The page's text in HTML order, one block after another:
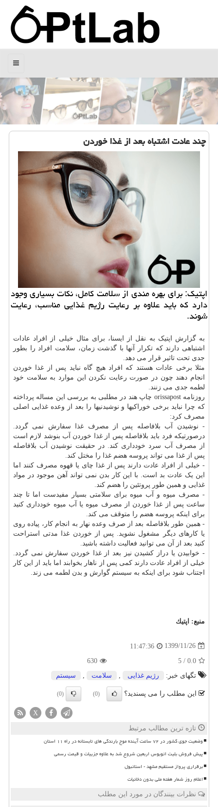
منو
چند عادت اشتباه بعد از غذا خوردن
اپتیک: برای بهره مندی از سلامت کامل، نکات بسیاری وجود
دارد که باید علاوه بر رعایت رژیم غذایی مناسب، رعایت
شوند.
به گزارش اپتیک به نقل از ایسنا، برای مثال خیلی از افراد عادات
اشتباهی دارند که تکرار آنها با گذشت زمان، سلامت افراد را بطور
جدی تحت تاثیر قرار می دهد.
مثلا برخی عادات هستند که افراد هیچ گاه نباید پس از غذا خوردن
انجام دهند چون در صورت رعایت نکردن این موارد به سلامت خود
لطمه جدی می زنند.
روزنامه orissapost چاپ هند در مطلبی به بررسی این مساله پرداخته
که چرا نباید برخی خوراکیها و نوشیدنیها را بعد از وعده غذایی اصلی
مصرف کرد:
- نوشیدن آب بلافاصله پس از مصرف غذا سفارش نمی گردد.
درصورتیکه فرد باید بلافاصله پس از غذا خوردن آب بنوشد لازم است
از مصرف آب سرد خودداری کند. در حقیقت نوشیدن آب بلافاصله
پس از غذا می تواند پروسه هضم غذا را مختل کند.
- خیلی از افراد عادت دارند پس از غذا چای یا قهوه مصرف کنند اما
این یک عادت بد است. با این کار بدن نمی تواند آهن موجود در مواد
غذایی و همین طور پروتئین را هضم کند.
- مصرف میوه و آب میوه برای سلامتی بسیار مفیدست اما تا چند
ساعت پس از غذا خوردن از مصرف میوه یا آب میوه خودداری کنید
برای اینکه پروسه هضم را متوقف می کند.
- همین طور بلافاصله بعد از صرف وعده نهار به انجام کار، پیاده روی
یا کارهای دیگر مشغول نشوید. پس از خوردن غذا مدتی استراحت
کنید بعد از آن می توانید فعالیت داشته باشید.
- خوابیدن یا دراز کشیدن نیز بعد از غذا خوردن سفارش نمی گردد.
خیلی از افراد عادت دارند کمی پس از ناهار بخوابند اما باید از این کار
اجتناب شود برای اینکه به سیستم گوارش و بدن لطمه می زند.
منبع: اپتیك
1399/11/26
11:47:36
0.0
/
5
630
تگهای خبر:
رژیم غذایی سلامت سیستم
این مطلب را می پسندید؟ (0)
(0)
X
تازه ترین مطالب مرتبط
وضعیت جوی کشور در ۷۲ ساعت آینده موج بارندگی های تابستانه در راه ۱۱ استان
پیش فروش بلیت اتوبوس اربعین شروع شد به علاوه جزییات و قیمت رسمی
برقراری پرواز مستقیم مشهد - استانبول
اعلام روز شمار هفته ملی بدون دخانیات
نظرات بینندگان در مورد این مطلب